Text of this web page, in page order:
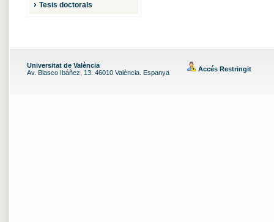
Tesis doctorals
Universitat de València
Av. Blasco Ibáñez, 13. 46010 València. Espanya
Accés Restringit